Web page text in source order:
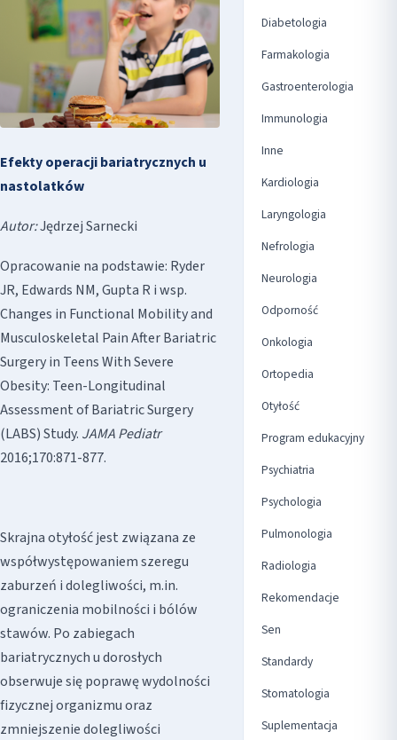
Efekty operacji bariatrycznych u
nastolatków
Autor:Jędrzej Sarnecki
Opracowanie na podstawie: Ryder
JR, Edwards NM, Gupta R i wsp.
Changes in Functional Mobility and
Musculoskeletal Pain After Bariatric
Surgery in Teens With Severe
Obesity: Teen-Longitudinal
Assessment of Bariatric Surgery
(LABS) Study. JAMA Pediatr
2016;170:871-877.
Skrajna otyłość jest związana ze
współwystępowaniem szeregu
zaburzeń i dolegliwości, m.in.
ograniczenia mobilności i bólów
stawów. Po zabiegach
bariatrycznych u dorosłych
obserwuje się poprawę wydolności
fizycznej organizmu oraz
zmniejszenie dolegliwości
Diabetologia
Farmakologia
Gastroenterologia
Immunologia
Inne
Kardiologia
Laryngologia
Nefrologia
Neurologia
Odporność
Onkologia
Ortopedia
Otyłość
Program edukacyjny
Psychiatria
Psychologia
Pulmonologia
Radiologia
Rekomendacje
Sen
Standardy
Stomatologia
Suplementacja